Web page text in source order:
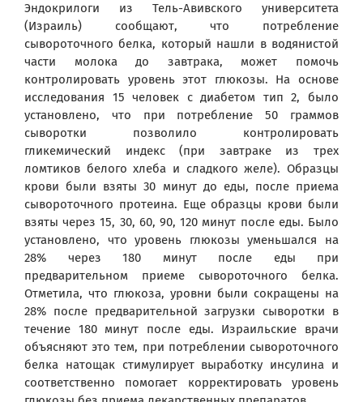
Эндокрилоги из Тель-Авивского университета
(Израиль) сообщают, что потребление
сывороточного белка, который нашли в водянистой
части молока до завтрака, может помочь
контролировать уровень этот глюкозы. На основе
исследования 15 человек с диабетом тип 2, было
установлено, что при потребление 50 граммов
сыворотки позволило контролировать
гликемический индекс (при завтраке из трех
ломтиков белого хлеба и сладкого желе). Образцы
крови были взяты 30 минут до еды, после приема
сывороточного протеина. Еще образцы крови были
взяты через 15, 30, 60, 90, 120 минут после еды. Было
установлено, что уровень глюкозы уменьшался на
28% через 180 минут после еды при
предварительном приеме сывороточного белка.
Отметила, что глюкоза, уровни были сокращены на
28% после предварительной загрузки сыворотки в
течение 180 минут после еды. Израильские врачи
объясняют это тем, при потреблении сывороточного
белка натощак стимулирует выработку инсулина и
соответственно помогает корректировать уровень